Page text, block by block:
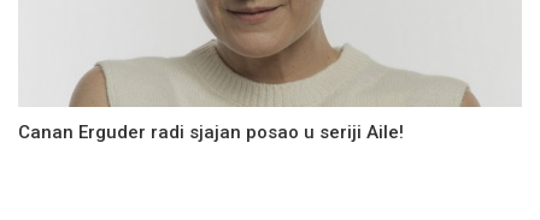
Canan Erguder radi sjajan posao u seriji Aile!